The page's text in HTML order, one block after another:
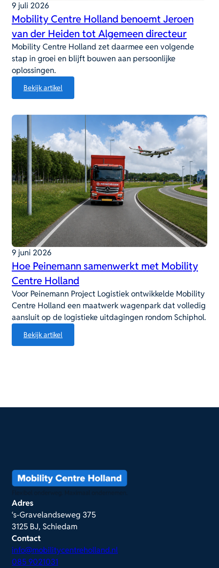
9 juli 2026
Mobility Centre Holland benoemt Jeroen
van der Heiden tot Algemeen directeur
Mobility Centre Holland zet daarmee een volgende
stap in groei en blijft bouwen aan persoonlijke
oplossingen.
Bekijk artikel
Mobility
Centre
benoemt
van
der
Heiden
tot
Algemeen
directeur
9 juni 2026
Hoe Peinemann samenwerkt met Mobility
Centre Holland
Voor Peinemann Project Logistiek ontwikkelde Mobility
Centre Holland een maatwerk wagenpark dat volledig
aansluit op de logistieke uitdagingen rondom Schiphol.
Bekijk artikel
Hoe
Peinemann
Adres
‘s-Gravelandseweg 375
3125 BJ, Schiedam
Contact
info@mobilitycentreholland.nl
085 9021031